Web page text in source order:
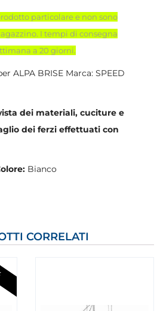
particolare e non sono
I tempi di consegna
a 20 giorni.
ALPA BRISE Marca: SPEED
dei materiali, cuciture e
dei ferzi effettuati con
Bianco
CORRELATI